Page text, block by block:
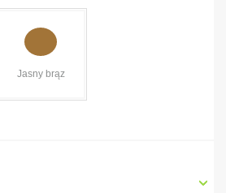
Jasny brąz